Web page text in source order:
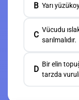
B Yarı
C
Vücudu
sarılmalıdır.
D
Bir elin
tarzda